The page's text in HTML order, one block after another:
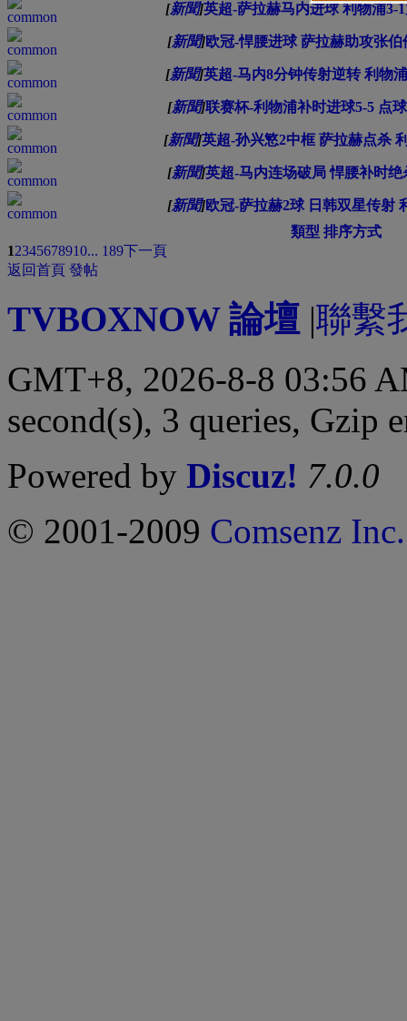
[新聞]英超-萨拉赫马内进球 利物浦3-
[新聞]欧冠-悍腰进球 萨拉赫助攻张伯
[新聞]英超-马内8分钟传射逆转 利物
[新聞]联赛杯-利物浦补时进球5-5 点
[新聞]英超-孙兴慜2中框 萨拉赫点杀
[新聞]英超-马内连场破局 悍腰补时绝
[新聞]欧冠-萨拉赫2球 日韩双星传射
類型 排序方式
12345678910... 189下一頁
返回首頁 發帖
TVBOXNOW 論壇 |聯繫
GMT+8, 2026-8-8 03:56
second(s), 3 queries, Gzip
Powered by Discuz! 7.0.0
© 2001-2009 Comsenz Inc.